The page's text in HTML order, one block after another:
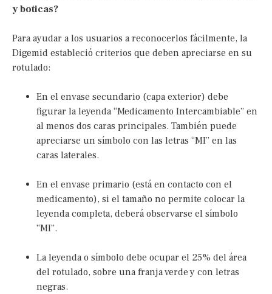
y boticas?
Para ayudar a los usuarios a reconocerlos fácilmente, la
Digemid estableció criterios que deben apreciarse en su
rotulado:
En el envase secundario (capa exterior) debe
figurar la leyenda “Medicamento Intercambiable” en
al menos dos caras principales. También puede
apreciarse un símbolo con las letras “MI” en las
caras laterales.
En el envase primario (está en contacto con el
medicamento), si el tamaño no permite colocar la
leyenda completa, deberá observarse el símbolo
“MI”.
La leyenda o símbolo debe ocupar el 25% del área
del rotulado, sobre una franja verde y con letras
negras.